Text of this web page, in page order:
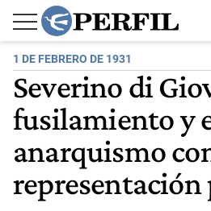
1 DE FEBRERO DE 1931
Severino di
fusilamiento y
anarquismo